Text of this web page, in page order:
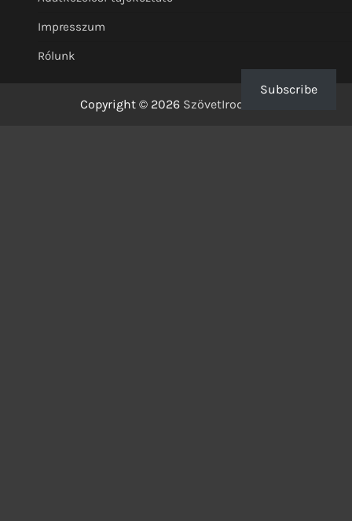
Impresszum
Rólunk
Copyright © 2026 SzövetIrodalom
Subscribe